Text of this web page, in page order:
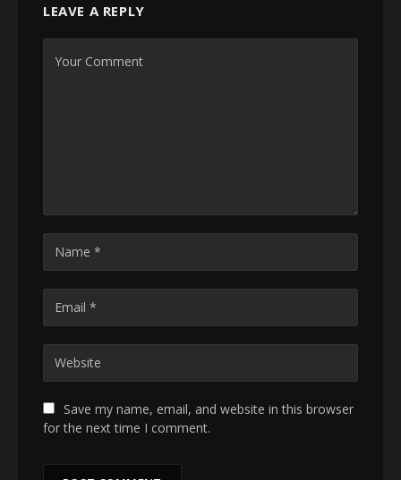
LEAVE A REPLY
Save my name, email, and website in this browser
for the next time I comment.